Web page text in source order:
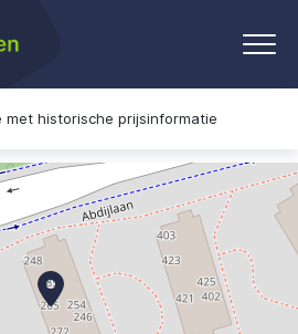
historische prijsinformatie